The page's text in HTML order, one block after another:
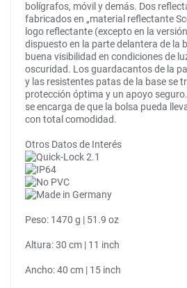
bolígrafos, móvil y demás. Dos
fabricados en „material reflectante
logo reflectante (excepto en la
dispuesto en la parte delantera de la
buena visibilidad en condiciones de
oscuridad. Los guardacantos de la
y las resistentes patas de la base se
protección óptima y un apoyo
se encarga de que la bolsa pueda
con total comodidad.
Otros Datos de Interés
Peso: 1470 g | 51.9 oz
Altura: 30 cm | 11 inch
Ancho: 40 cm | 15 inch